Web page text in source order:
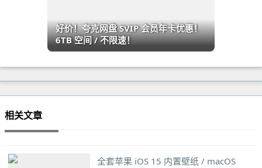
好价！夸克网盘 SVIP 会员年卡优惠！
6TB 空间 / 不限速！
相关文章
全套苹果 iOS 15 内置壁纸 / macOS